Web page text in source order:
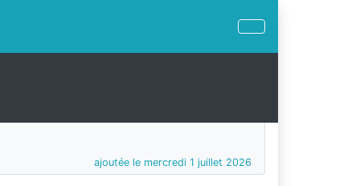
ajoutée le mercredi 1 juillet 2026